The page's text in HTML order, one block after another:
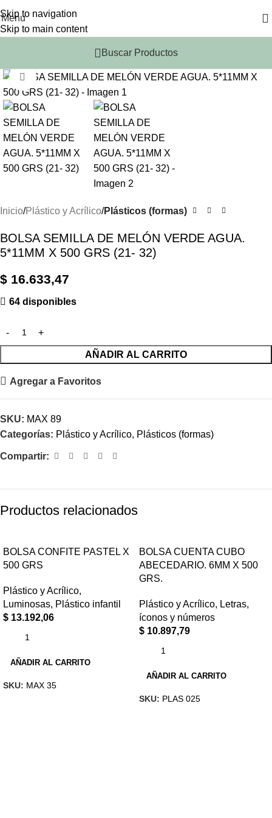
Skip to navigation
Skip to main content
Menu
Buscar Productos
Click to enlarge
Inicio Plástico y Acrílico Plásticos (formas)
BOLSA SEMILLA DE MELÓN VERDE AGUA.
5*11MM X 500 GRS (21- 32)
$ 16.633,47
64 disponibles
AÑADIR AL CARRITO
Agregar a Favoritos
SKU: MAX 89
Categorías: Plástico y Acrílico, Plásticos (formas)
Compartir:
Productos relacionados
BOLSA CONFITE PASTEL X
500 GRS
Plástico y Acrílico,
Luminosas, Plástico infantil
$ 13.192,06
AÑADIR AL CARRITO
SKU: MAX 35
BOLSA CUENTA CUBO
ABECEDARIO. 6MM X 500
GRS.
Plástico y Acrílico, Letras,
íconos y números
$ 10.897,79
AÑADIR AL CARRITO
SKU: PLAS 025